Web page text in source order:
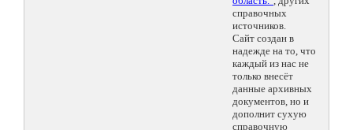
справочных
источников.
Сайт создан в
надежде на то, что
каждый из нас не
только внесёт
данные архивных
документов, но и
дополнит сухую
справочную